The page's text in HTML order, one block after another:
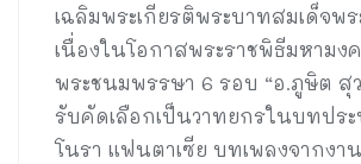
เฉลิมพระเกียรติพระบาทสมเด็จพร
เนื่องในโอกาสพระราชพิธีมหามง
พระชนมพรรษา 6 รอบ “อ.ภูษิต สุ
รับคัดเลือกเป็นวาทยกรในบทปร
โนรา แฟนตาเซีย บทเพลงจากงา